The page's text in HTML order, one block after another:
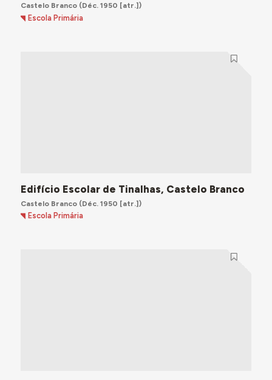
Castelo Branco(Déc. 1950 [atr.])
Escola Primária
Edifício Escolar de Tinalhas, Castelo Branco
Castelo Branco(Déc. 1950 [atr.])
Escola Primária